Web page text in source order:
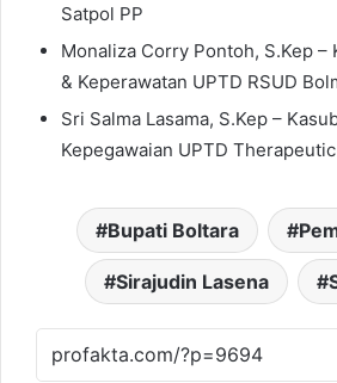
Satpol PP
Monaliza Corry Pontoh, S.Kep –
& Keperawatan UPTD RSUD
Sri Salma Lasama, S.Kep –
Kepegawaian UPTD
Bupati Boltara
Sirajudin Lasena